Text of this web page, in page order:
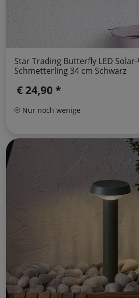
Star Trading Butterfly LED
Schmetterling 34 cm Schwarz
€ 24,90 *
Nur noch wenige